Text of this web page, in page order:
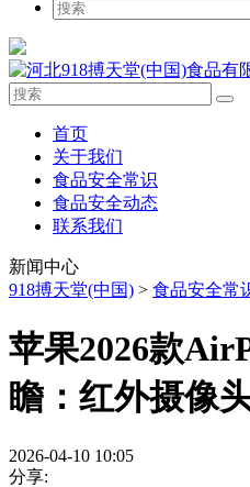
首页
关于我们
食品安全常识
食品安全动态
联系我们
新闻中心
918搏天堂(中国) > 食品安全常
苹果2026款
瞻：红外摄像
2026-04-10 10:05
分享: